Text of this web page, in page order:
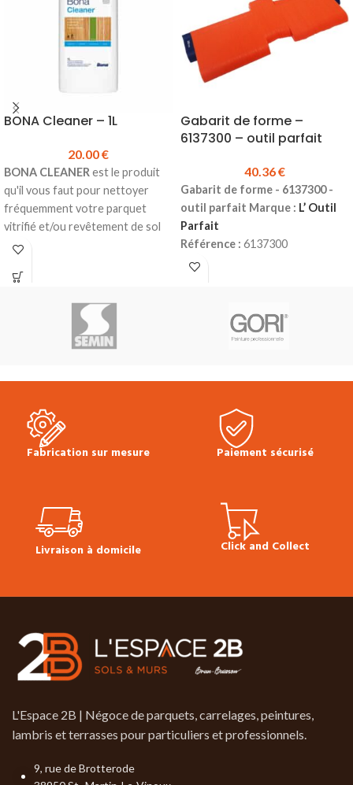
BONA Cleaner – 1L
20.00€
BONA CLEANERest le produit
qu'il vous faut pour nettoyer
fréquemment votre parquet
vitrifié et/ou revêtement de sol
stratifié.
nettoyage simple et efficace.
Convient aussi bien au nettoyage
manuel qu'au nettoyage à la
Produit en stock
Bidon de 1L
Prix TTC à l'unité :
Gabarit de forme –
6137300 – outil parfait
40.36€
Gabarit de forme - 6137300 -
outil parfait Marque : L’ Outil
Parfait
Référence : 6137300
Utilisation :
amovibles.
Prix TTC :40.36 €
Fabrication sur mesure Paiement sécurisé
Livraison à domicile Click and Collect
L'Espace 2B | Négoce de parquets, carrelages, peintures,
lambris et terrasses pour particuliers et professionnels.
9, rue de Brotterode